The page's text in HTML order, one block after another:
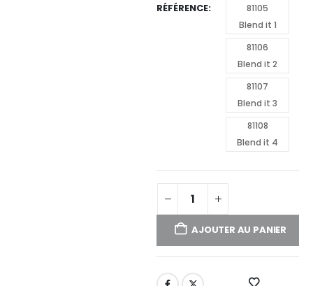
RÉFÉRENCE
81105
Blend it 1
81106
Blend it 2
81107
Blend it 3
81108
Blend it 4
AJOUTER AU PANIER